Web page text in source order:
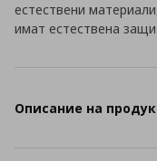
естествени
имат естествена
Описание на